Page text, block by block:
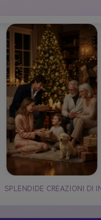
SPLENDIDE CREAZIONI DI